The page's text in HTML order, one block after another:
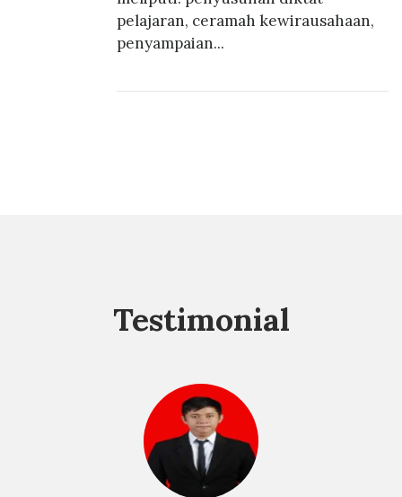
pelajaran, ceramah kewirausahaan,
penyampaian...
Testimonial